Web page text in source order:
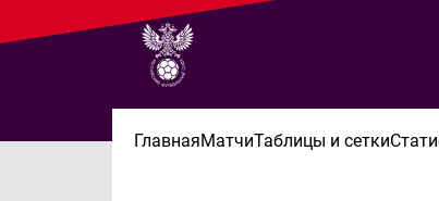
ГлавнаяМатчиТаблицы и сетки